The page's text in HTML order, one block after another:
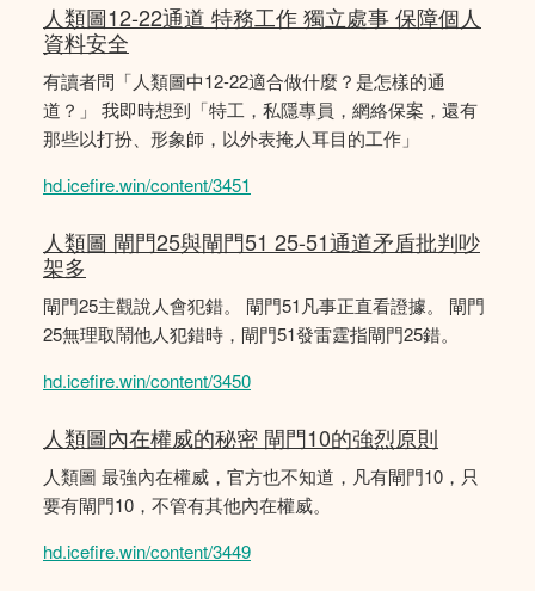
人類圖12-22通道 特務工作 獨立處事 保障個人
資料安全
有讀者問「人類圖中12-22適合做什麼？是怎樣的通
道？」 我即時想到「特工，私隱專員，網絡保案，還有
那些以打扮、形象師，以外表掩人耳目的工作」
hd.icefire.win/content/3451
人類圖 閘門25與閘門51 25-51通道矛盾批判吵
架多
閘門25主觀說人會犯錯。 閘門51凡事正直看證據。 閘門
25無理取鬧他人犯錯時，閘門51發雷霆指閘門25錯。
hd.icefire.win/content/3450
人類圖內在權威的秘密 閘門10的強烈原則
人類圖 最強內在權威，官方也不知道，凡有閘門10，只
要有閘門10，不管有其他內在權威。
hd.icefire.win/content/3449